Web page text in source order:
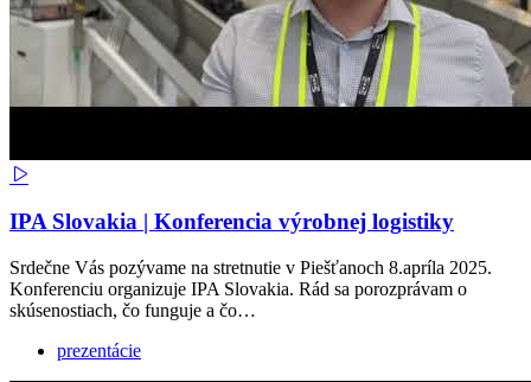
IPA Slovakia | Konferencia výrobnej logistiky
Srdečne Vás pozývame na stretnutie v Piešťanoch 8.apríla 2025.
Konferenciu organizuje IPA Slovakia. Rád sa porozprávam o
skúsenostiach, čo funguje a čo…
prezentácie